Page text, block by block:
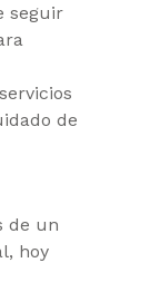
seguir
de
de un
hoy